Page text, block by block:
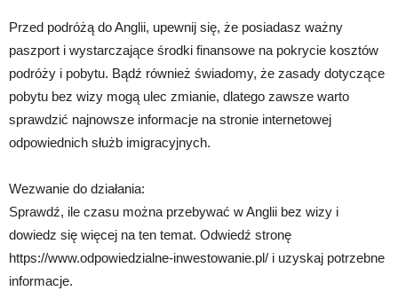
Przed podróżą do Anglii, upewnij się, że posiadasz ważny
paszport i wystarczające środki finansowe na pokrycie kosztów
podróży i pobytu. Bądź również świadomy, że zasady dotyczące
pobytu bez wizy mogą ulec zmianie, dlatego zawsze warto
sprawdzić najnowsze informacje na stronie internetowej
odpowiednich służb imigracyjnych.
Wezwanie do działania:
Sprawdź, ile czasu można przebywać w Anglii bez wizy i
dowiedz się więcej na ten temat. Odwiedź stronę
https://www.odpowiedzialne-inwestowanie.pl/ i uzyskaj potrzebne
informacje.